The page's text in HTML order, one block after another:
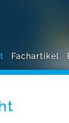
Fachartikel